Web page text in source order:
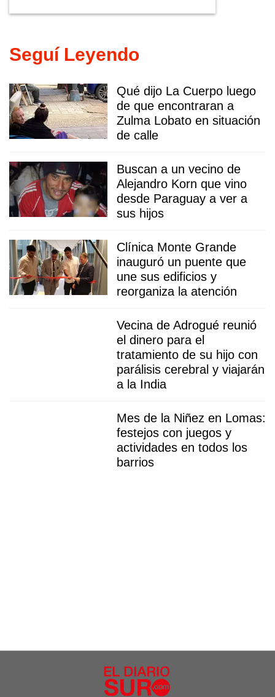
Seguí Leyendo
Qué dijo La Cuerpo luego
de que encontraran a
Zulma Lobato en situación
de calle
Buscan a un vecino de
Alejandro Korn que vino
desde Paraguay a ver a
sus hijos
Clínica Monte Grande
inauguró un puente que
une sus edificios y
reorganiza la atención
Vecina de Adrogué reunió
el dinero para el
tratamiento de su hijo con
parálisis cerebral y viajarán
a la India
Mes de la Niñez en Lomas:
festejos con juegos y
actividades en todos los
barrios